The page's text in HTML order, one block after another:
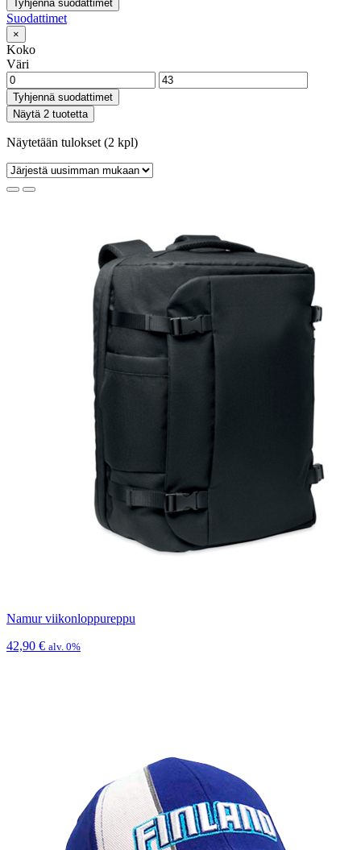
Tyhjennä suodattimet
Suodattimet
×
Koko
Väri
Tyhjennä suodattimet
Näytä 2 tuotetta
Näytetään tulokset (2 kpl)
Namur viikonloppureppu
42,90 € alv. 0%